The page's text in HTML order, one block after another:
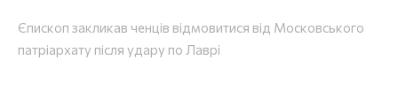
Єпископ закликав ченців відмовитися від Московського
патріархату після удару по Лаврі